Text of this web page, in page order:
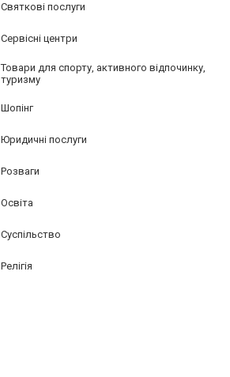
Святкові послуги
Сервісні центри
Товари для спорту, активного відпочинку,
туризму
Шопінг
Юридичні послуги
Розваги
Освіта
Суспільство
Релігія